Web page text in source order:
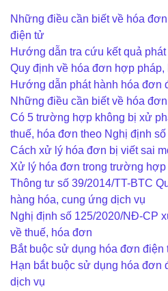
Những điều cần biết về hóa
điện tử
Hướng dẫn tra cứu kết quả
Quy định về hóa đơn hợp
Hướng dẫn phát hành hóa đơn
Những điều cần biết về hóa
Có 5 trường hợp không bị xử
thuế, hóa đơn theo Nghị định
Cách xử lý hóa đơn bị viết sai
Xử lý hóa đơn trong trường hợp
Thông tư số 39/2014/TT-BTC
hàng hóa, cung ứng dịch vụ
Nghị định số 125/2020/NĐ-CP
về thuế, hóa đơn
Bắt buộc sử dụng hóa đơn điện
Hạn bắt buộc sử dụng hóa đơn
dịch vụ